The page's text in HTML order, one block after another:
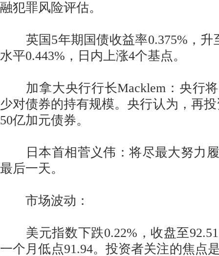
融犯罪风险评估。
英国5年期国债收益率0.375%，升
水平0.443%，日内上涨4个基点。
加拿大央行行长Macklem：央行将
少对债券的持有规模。央行认为，再
50亿加元债券。
日本首相菅义伟：将尽最大努力履
最后一天。
市场波动：
美元指数下跌0.22%，收盘至
一个月低点91.94。投资者关注的焦点